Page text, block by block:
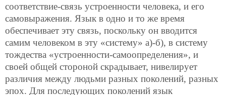
соответствие-связь устроенности человека, и его
самовыражения. Язык в одно и то же время
обеспечивает эту связь, поскольку он вводится
самим человеком в эту «систему» а)-б), в систему
тождества «устроенности-самоопределения», и
своей общей стороной скрадывает, нивелирует
различия между людьми разных поколений, разных
эпох. Для последующих поколений язык